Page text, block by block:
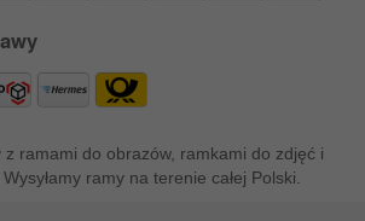
z ramami do obrazów, ramkami do zdjęć i
ramy na terenie całej Polski.